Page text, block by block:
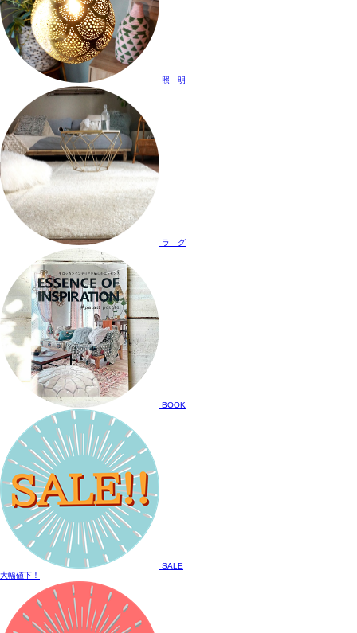
照 明
ラ グ
BOOK
SALE
大幅値下！